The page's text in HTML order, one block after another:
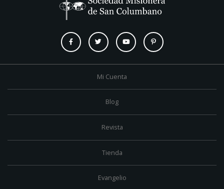
Mi Cuenta
Blog
Revista
Tienda
Evangelio